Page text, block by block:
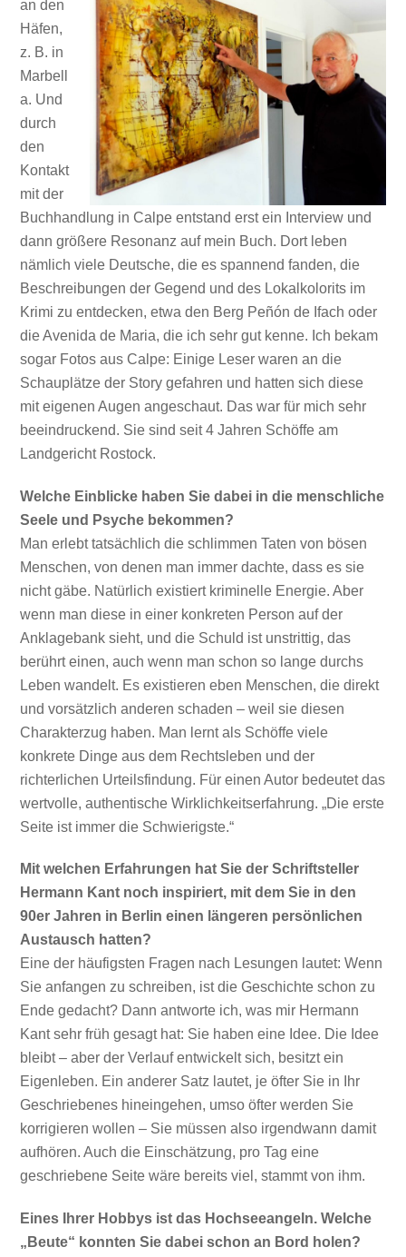
an den
Häfen,
z. B. in
Marbell
a. Und
durch
den
Kontakt
mit der
Buchhandlung in Calpe entstand erst ein Interview und
dann größere Resonanz auf mein Buch. Dort leben
nämlich viele Deutsche, die es spannend fanden, die
Beschreibungen der Gegend und des Lokalkolorits im
Krimi zu entdecken, etwa den Berg Peñón de Ifach oder
die Avenida de Maria, die ich sehr gut kenne. Ich bekam
sogar Fotos aus Calpe: Einige Leser waren an die
Schauplätze der Story gefahren und hatten sich diese
mit eigenen Augen angeschaut. Das war für mich sehr
beeindruckend. Sie sind seit 4 Jahren Schöffe am
Landgericht Rostock.
Welche Einblicke haben Sie dabei in die menschliche
Seele und Psyche bekommen?
Man erlebt tatsächlich die schlimmen Taten von bösen
Menschen, von denen man immer dachte, dass es sie
nicht gäbe. Natürlich existiert kriminelle Energie. Aber
wenn man diese in einer konkreten Person auf der
Anklagebank sieht, und die Schuld ist unstrittig, das
berührt einen, auch wenn man schon so lange durchs
Leben wandelt. Es existieren eben Menschen, die direkt
und vorsätzlich anderen schaden – weil sie diesen
Charakterzug haben. Man lernt als Schöffe viele
konkrete Dinge aus dem Rechtsleben und der
richterlichen Urteilsfindung. Für einen Autor bedeutet das
wertvolle, authentische Wirklichkeitserfahrung. „Die erste
Seite ist immer die Schwierigste.“
Mit welchen Erfahrungen hat Sie der Schriftsteller
Hermann Kant noch inspiriert, mit dem Sie in den
90er Jahren in Berlin einen längeren persönlichen
Austausch hatten?
Eine der häufigsten Fragen nach Lesungen lautet: Wenn
Sie anfangen zu schreiben, ist die Geschichte schon zu
Ende gedacht? Dann antworte ich, was mir Hermann
Kant sehr früh gesagt hat: Sie haben eine Idee. Die Idee
bleibt – aber der Verlauf entwickelt sich, besitzt ein
Eigenleben. Ein anderer Satz lautet, je öfter Sie in Ihr
Geschriebenes hineingehen, umso öfter werden Sie
korrigieren wollen – Sie müssen also irgendwann damit
aufhören. Auch die Einschätzung, pro Tag eine
geschriebene Seite wäre bereits viel, stammt von ihm.
Eines Ihrer Hobbys ist das Hochseeangeln. Welche
„Beute“ konnten Sie dabei schon an Bord holen?